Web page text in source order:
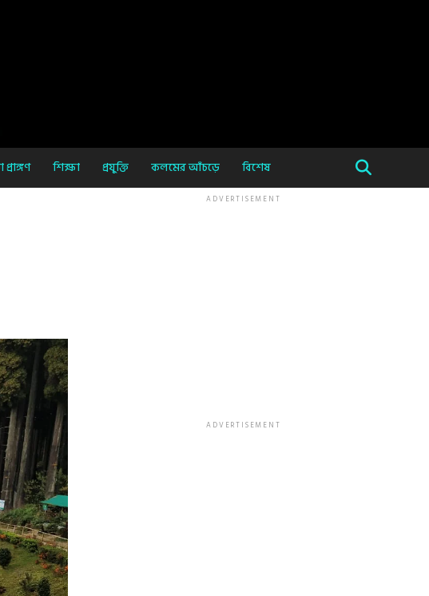
প্রাঙ্গণ শিক্ষা প্রযুক্তি কলমের আঁচড়ে বিশেষ
ADVERTISEMENT
ADVERTISEMENT